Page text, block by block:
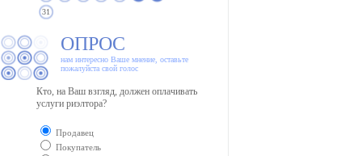
31
ОПРОС
нам интересно Ваше мнение, оставьте
пожалуйста свой голос
Кто, на Ваш взгляд, должен оплачивать
услуги риэлтора?
Продавец
Покупатель